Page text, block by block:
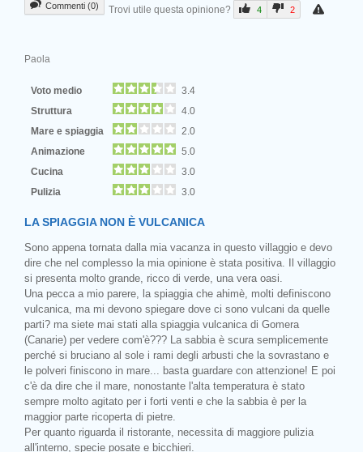
Commenti (0) Trovi utile questa opinione? 4 2
Paola
Voto medio
3.4
Struttura
4.0
Mare e spiaggia
2.0
Animazione
5.0
Cucina
3.0
Pulizia
3.0
LA SPIAGGIA NON È VULCANICA
Sono appena tornata dalla mia vacanza in questo villaggio e devo
dire che nel complesso la mia opinione è stata positiva. Il villaggio
si presenta molto grande, ricco di verde, una vera oasi.
Una pecca a mio parere, la spiaggia che ahimè, molti definiscono
vulcanica, ma mi devono spiegare dove ci sono vulcani da quelle
parti? ma siete mai stati alla spiaggia vulcanica di Gomera
(Canarie) per vedere com'è??? La sabbia è scura semplicemente
perché si bruciano al sole i rami degli arbusti che la sovrastano e
le polveri finiscono in mare... basta guardare con attenzione! E poi
c'è da dire che il mare, nonostante l'alta temperatura è stato
sempre molto agitato per i forti venti e che la sabbia è per la
maggior parte ricoperta di pietre.
Per quanto riguarda il ristorante, necessita di maggiore pulizia
all'interno, specie posate e bicchieri.